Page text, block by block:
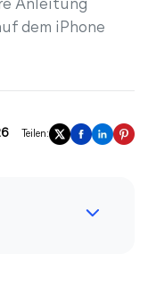
Anleitung
dem iPhone
Teilen: